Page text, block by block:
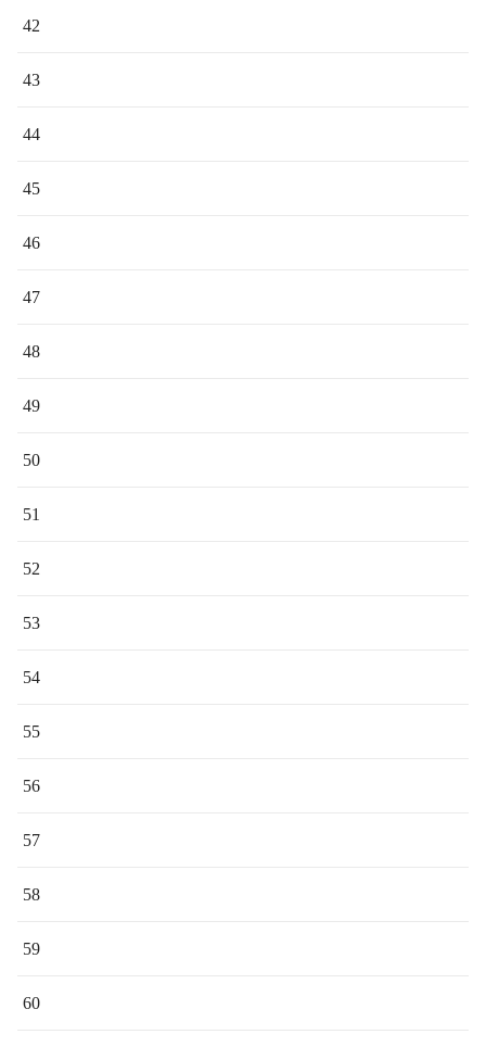
42
43
44
45
46
47
48
49
50
51
52
53
54
55
56
57
58
59
60